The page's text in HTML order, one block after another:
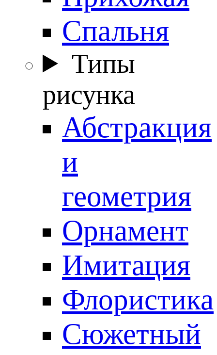
Спальня
Типы
рисунка
Абстракция
и
геометрия
Орнамент
Имитация
Флористика
Сюжетный